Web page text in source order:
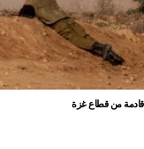
قادمة من قطاع غزة